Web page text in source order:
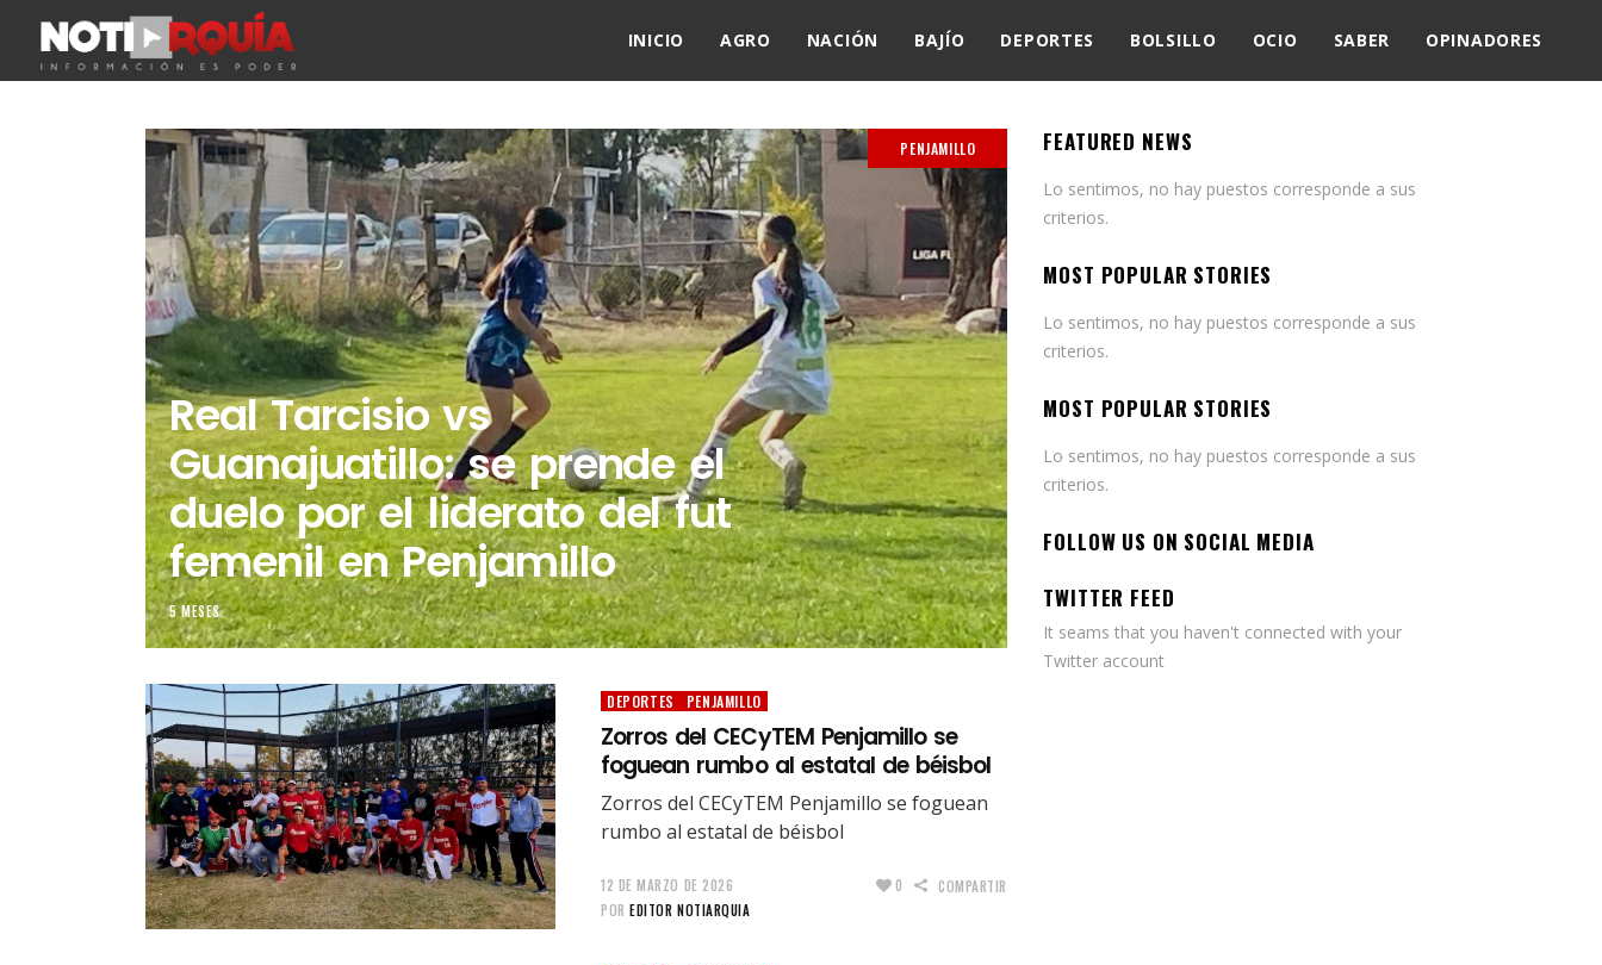
INICIO AGRO NACIÓN BAJÍO DEPORTES BOLSILLO OCIO SABER OPINADORES
PENJAMILLO
Real Tarcisio vs
Guanajuatillo: se prende el
duelo por el liderato del fut
femenil en Penjamillo
5 MESES.
DEPORTES PENJAMILLO
Zorros del CECyTEM Penjamillo se
foguean rumbo al estatal de béisbol
Zorros del CECyTEM Penjamillo se foguean
rumbo al estatal de béisbol
12 DE MARZO DE 2026
POR EDITOR NOTIARQUIA
0 COMPARTIR
FEATURED NEWS
Lo sentimos, no hay puestos corresponde a sus
criterios.
MOST POPULAR STORIES
Lo sentimos, no hay puestos corresponde a sus
criterios.
MOST POPULAR STORIES
Lo sentimos, no hay puestos corresponde a sus
criterios.
FOLLOW US ON SOCIAL MEDIA
TWITTER FEED
It seams that you haven't connected with your
Twitter account